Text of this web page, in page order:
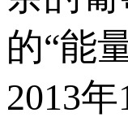
的“能
2013